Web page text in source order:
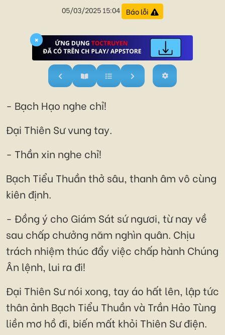
05/03/2025 15:04 Báo lỗi
×
- Bạch Hạo nghe chỉ!
Đại Thiên Sư vung tay.
- Thần xin nghe chỉ!
Bạch Tiểu Thuần thở sâu, thanh âm vô cùng
kiên định.
- Đồng ý cho Giám Sát sứ ngươi, từ nay về
sau chấp chưởng năm nghìn quân. Chịu
trách nhiệm thúc đẩy việc chấp hành Chúng
Ân lệnh, lui ra đi!
Đại Thiên Sư nói xong, tay áo hất lên, lập tức
thân ảnh Bạch Tiểu Thuần và Trần Hảo Tùng
liền mơ hồ đi, biến mất khỏi Thiên Sư điện.